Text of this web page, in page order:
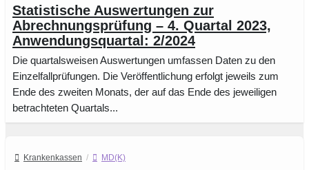
Statistische Auswertungen zur
Abrechnungsprüfung – 4. Quartal 2023,
Anwendungsquartal: 2/2024
Die quartalsweisen Auswertungen umfassen Daten zu den
Einzelfallprüfungen. Die Veröffentlichung erfolgt jeweils zum
Ende des zweiten Monats, der auf das Ende des jeweiligen
betrachteten Quartals...
Krankenkassen /
MD(K)